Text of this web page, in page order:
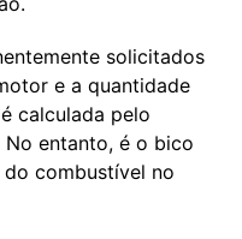
solicitados
e a quantidade
calculada pelo
entanto, é o bico
combustível no